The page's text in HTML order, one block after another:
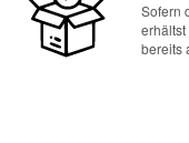
Sofern
bereits